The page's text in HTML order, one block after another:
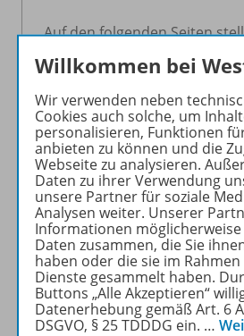
Auf den folgenden Seiten
Neuausgabe im Detail vor.
Navigationsleiste gelangen
Informationsangeboten.
Die Heimat und Welt
Nordrhein-Westfalenund
sowie die bald
Niedersachsen/Bremenund
Holstein/Hamburgsind
MarkeDierckeerschienen –
ganz wie gewohntHeimat und
zuzuordnen.Einen Überblick
Regionalausgaben gibt es
Willkommen bei
Wir verwenden neben
Cookies auch solche, um
personalisieren, Funktionen
anbieten zu können und die
Webseite zu analysieren.
Daten zu ihrer Verwendung
unsere Partner für soziale
Analysen weiter. Unserer
Informationen
Daten zusammen, die Sie
haben oder die sie im
Dienste gesammelt haben.
Buttons „Alle Akzeptieren“
Datenerhebung gemäß Art. 6
DSGVO, § 25 TDDDG ein. …